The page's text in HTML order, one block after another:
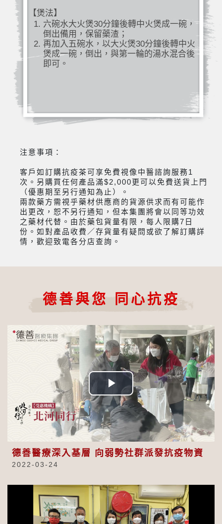
【煲法】
六碗水大火煲30分鐘後轉中火煲成一碗，
倒出備用，保留藥渣；
再加入五碗水，以大火煲30分鐘後轉中火
煲成一碗，倒出，與第一輪的湯水混合後
即可。
注意事項：
客戶如訂購抗疫茶可享免費視像中醫諮詢服務1
次。另購買任何產品滿$2,000更可以免費送貨上門
（優惠期至另行通知為止）。
兩款藥方需視乎藥材供應商的貨源供求而有可能作
出更改，恕不另行通知，但本集團將會以同等功效
之藥材代替。由於藥包貨量有限，每人限購7日
份。如對產品收費／存貨量有疑問或欲了解訂購詳
情，歡迎致電各分店查詢。
德善與您 同心抗疫
Play
Video
德善醫療深入基層 向弱勢社群派發抗疫物資
2022-03-24